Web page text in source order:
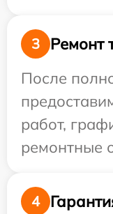
3
Ремонт
После
работ,
ремонтные
4